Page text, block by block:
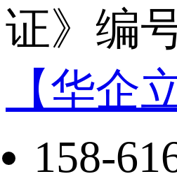
证》编
【华企
158-